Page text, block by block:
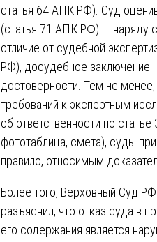
статья 64 АПК РФ). Суд
(статья 71 АПК РФ) — наряду
отличие от судебной
РФ), досудебное заключение
достоверности. Тем не
требований к экспертным
об ответственности по
фототаблица, смета), суды
правило, относимым
Более того, Верховный Суд
разъяснил, что отказ суда в
его содержания является